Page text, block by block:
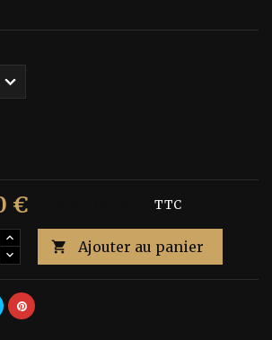
€ TTC
 Ajouter au panier